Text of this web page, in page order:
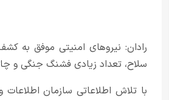
سلاح، تعداد زیادی فشنگ جنگی و